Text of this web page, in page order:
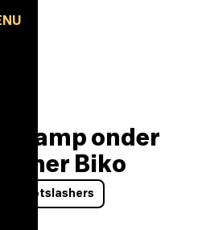
onder
Biko
Dotslashers